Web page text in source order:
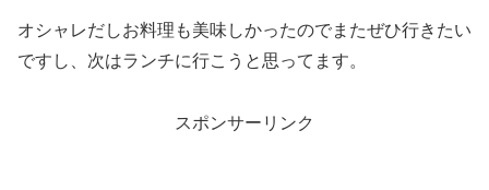
オシャレだしお料理も美味しかったのでまたぜひ行きたい
ですし、次はランチに行こうと思ってます。
スポンサーリンク